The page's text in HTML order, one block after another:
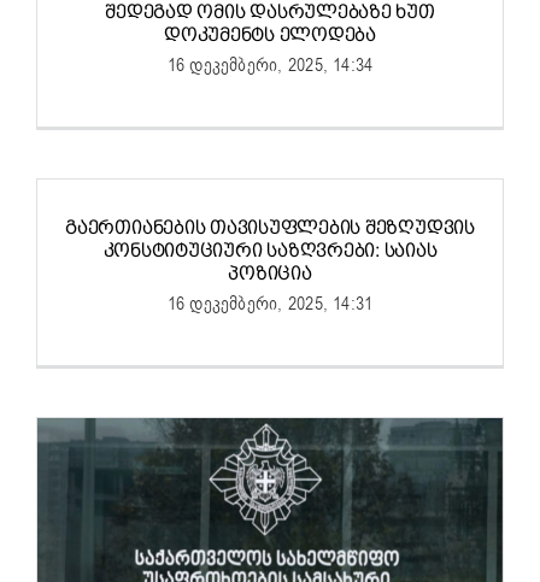
ᲨᲔᲓᲔᲒᲐᲓ ᲝᲛᲘᲡ ᲓᲐᲡᲠᲣᲚᲔᲑᲐᲖᲔ ᲮᲣᲗ
ᲓᲝᲙᲣᲛᲔᲜᲢᲡ ᲔᲚᲝᲓᲔᲑᲐ
16 დეკემბერი, 2025, 14:34
ᲒᲐᲔᲠᲗᲘᲐᲜᲔᲑᲘᲡ ᲗᲐᲕᲘᲡᲣᲤᲚᲔᲑᲘᲡ ᲨᲔᲖᲦᲣᲓᲕᲘᲡ
ᲙᲝᲜᲡᲢᲘᲢᲣᲪᲘᲣᲠᲘ ᲡᲐᲖᲦᲕᲠᲔᲑᲘ: ᲡᲐᲘᲐᲡ
ᲞᲝᲖᲘᲪᲘᲐ
16 დეკემბერი, 2025, 14:31